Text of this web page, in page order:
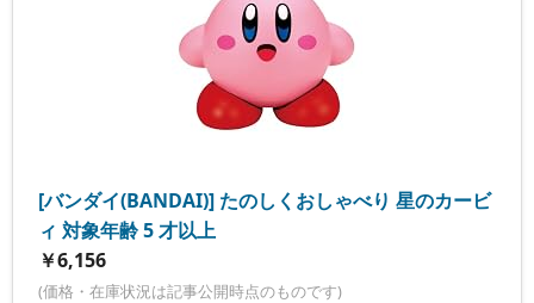
[バンダイ(BANDAI)] たのしくおしゃべり 星のカービ
ィ 対象年齢 5 才以上
￥6,156
(価格・在庫状況は記事公開時点のものです)